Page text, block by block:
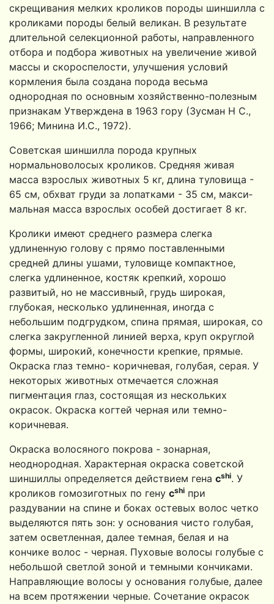
скрещивания мелких кроликов породы шин­шилла с
кроликами породы белый великан. В результате
дли­тельной селекционной работы, направленного
отбора и подбора животных на увеличение живой
массы и скороспелости, улучше­ния условий
кормления была создана порода весьма
однородная по основным хозяйственно-полезным
признакам Утверждена в 1963 гору (Зусман Н С.,
1966; Минина И.С., 1972).
Советская шиншилла порода крупных
нормальноволосых кроликов. Средняя живая
масса взрослых животных 5 кг, длина туловища -
65 см, обхват груди за лопатками - 35 см, макси­
мальная масса взрослых особей достигает 8 кг.
Кролики имеют среднего размера слегка
удлиненную голову с прямо поставленными
средней длины ушами, туловище ком­пактное,
слегка удлиненное, костяк крепкий, хорошо
развитый, но не массивный, грудь широкая,
глубокая, несколько удлинен­ная, иногда с
небольшим подгрудком, спина прямая, широкая, со
слегка закругленной линией верха, круп округлой
формы, широ­кий, конечности крепкие, прямые.
Окраска глаз темно- коричневая, голубая, серая. У
некоторых животных отмечается сложная
пигментация глаз, состоящая из нескольких
окрасок. Окраска когтей черная или темно-
коричневая.
Окраска волосяного покрова - зонарная,
неоднородная. Ха­рактерная окраска советской
шиншиллы определяется действи­ем гена сshi. У
кроликов гомозиготных по гену сshi при
раздувании на спине и боках остевых волос четко
выделяются пять зон: у основания чисто голубая,
затем осветленная, далее темная, белая и на
кончике волос - черная. Пуховые волосы голубые с
небольшой светлой зоной и темными кончиками.
Направляющие волосы у основания голубые, далее
на всем протяжении чер­ные. Сочетание окрасок